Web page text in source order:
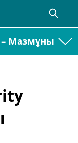
– Мазмұны